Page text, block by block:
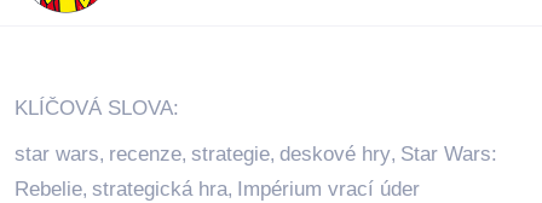
KLÍČOVÁ SLOVA:
star wars, recenze, strategie, deskové hry, Star Wars:
Rebelie, strategická hra, Impérium vrací úder